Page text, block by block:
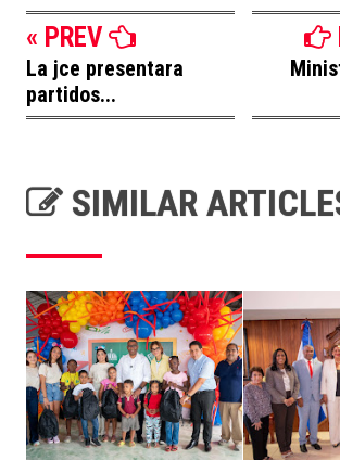
« PREV
La jce presentara
partidos...
SIMILAR